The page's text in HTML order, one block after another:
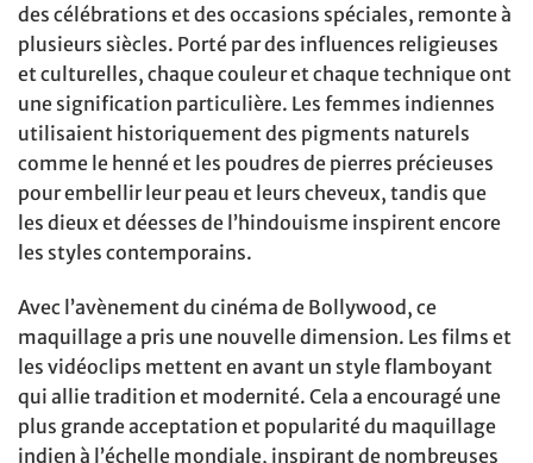
des célébrations et des occasions spéciales, remonte à
plusieurs siècles. Porté par des influences religieuses
et culturelles, chaque couleur et chaque technique ont
une signification particulière. Les femmes indiennes
utilisaient historiquement des pigments naturels
comme le henné et les poudres de pierres précieuses
pour embellir leur peau et leurs cheveux, tandis que
les dieux et déesses de l’hindouisme inspirent encore
les styles contemporains.
Avec l’avènement du cinéma de Bollywood, ce
maquillage a pris une nouvelle dimension. Les films et
les vidéoclips mettent en avant un style flamboyant
qui allie tradition et modernité. Cela a encouragé une
plus grande acceptation et popularité du maquillage
indien à l’échelle mondiale, inspirant de nombreuses